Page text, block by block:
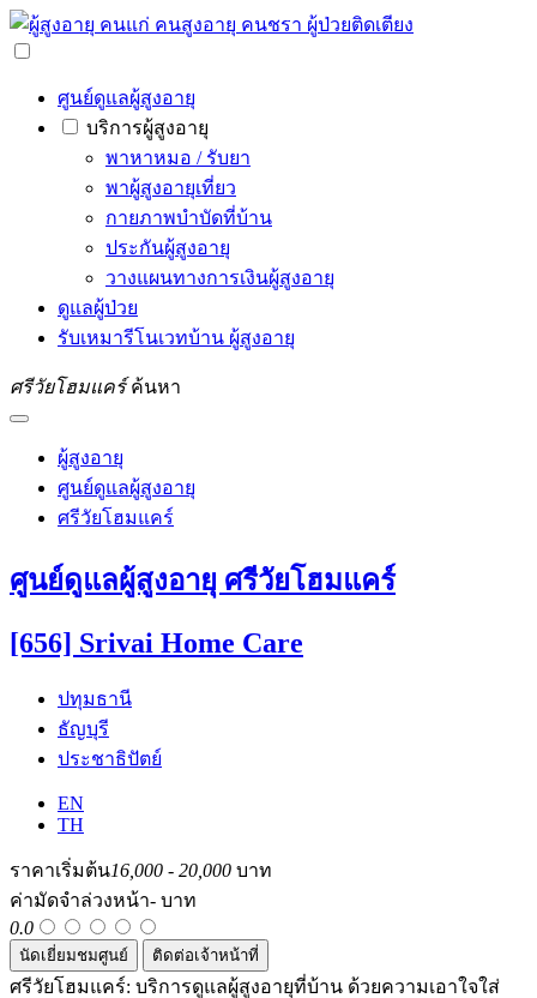
ศูนย์ดูแลผู้สูงอายุ
บริการผู้สูงอายุ
พาหาหมอ / รับยา
พาผู้สูงอายุเที่ยว
กายภาพบำบัดที่บ้าน
ประกันผู้สูงอายุ
วางแผนทางการเงินผู้สูงอายุ
ดูแลผู้ป่วย
รับเหมารีโนเวทบ้าน ผู้สูงอายุ
ศรีวัยโฮมแคร์ ค้นหา
ผู้สูงอายุ
ศูนย์ดูแลผู้สูงอายุ
ศรีวัยโฮมแคร์
ศูนย์ดูแลผู้สูงอายุ ศรีวัยโฮมแคร์
[656] Srivai Home Care
ปทุมธานี
ธัญบุรี
ประชาธิปัตย์
EN
TH
ราคาเริ่มต้น16,000 - 20,000 บาท
ค่ามัดจำล่วงหน้า- บาท
0.0
นัดเยี่ยมชมศูนย์ ติดต่อเจ้าหน้าที่
ศรีวัยโฮมแคร์: บริการดูแลผู้สูงอายุที่บ้าน ด้วยความเอาใจใส่